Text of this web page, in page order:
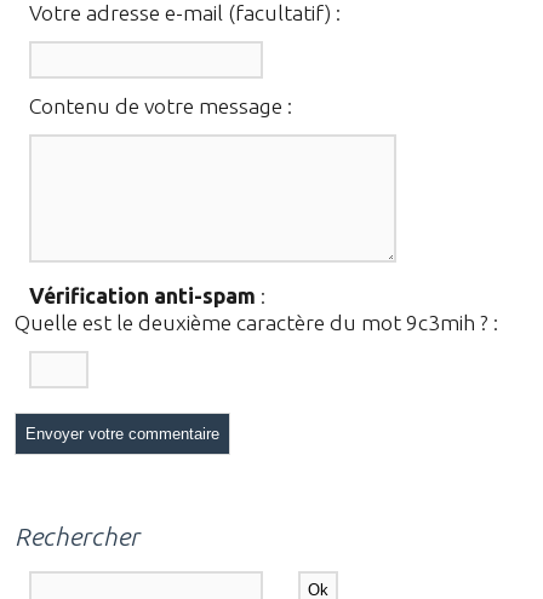
Votre adresse e-mail (facultatif) :
Contenu de votre message :
Vérification anti-spam :
Quelle est le deuxième caractère du mot 9c3mih ? :
Rechercher